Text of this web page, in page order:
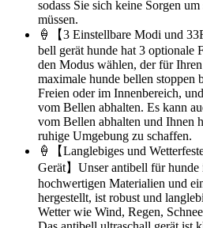
sodass Sie sich keine Sorgen
müssen.
🍦【3 Einstellbare Modi und
bell gerät hunde hat 3 optionale
den Modus wählen, der für
maximale hunde bellen stoppen
Freien oder im Innenbereich,
vom Bellen abhalten. Es kann
vom Bellen abhalten und Ihnen
ruhige Umgebung zu schaffen.
🍦【Langlebiges und
Gerät】Unser antibell für
hochwertigen Materialien und
hergestellt, ist robust und
Wetter wie Wind, Regen,